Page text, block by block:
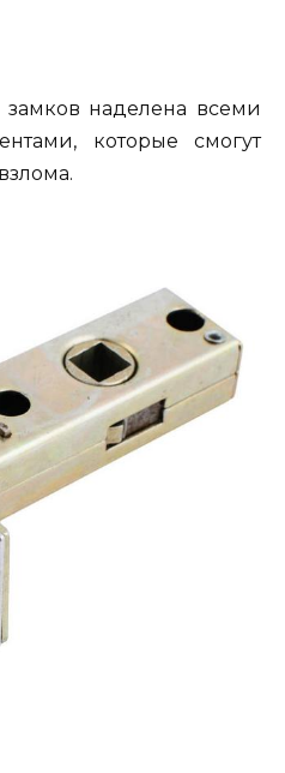
замков наделена всеми
которые смогут